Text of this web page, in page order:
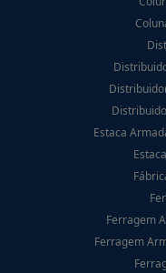
Estaca
Ferragem
Ferragem